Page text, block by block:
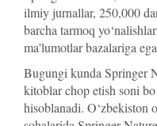
ilmiy jurnallar, 250,000
barcha tarmoq
ma'lumotlar bazalariga
Bugungi kunda Springer
kitoblar chop etish soni
hisoblanadi.